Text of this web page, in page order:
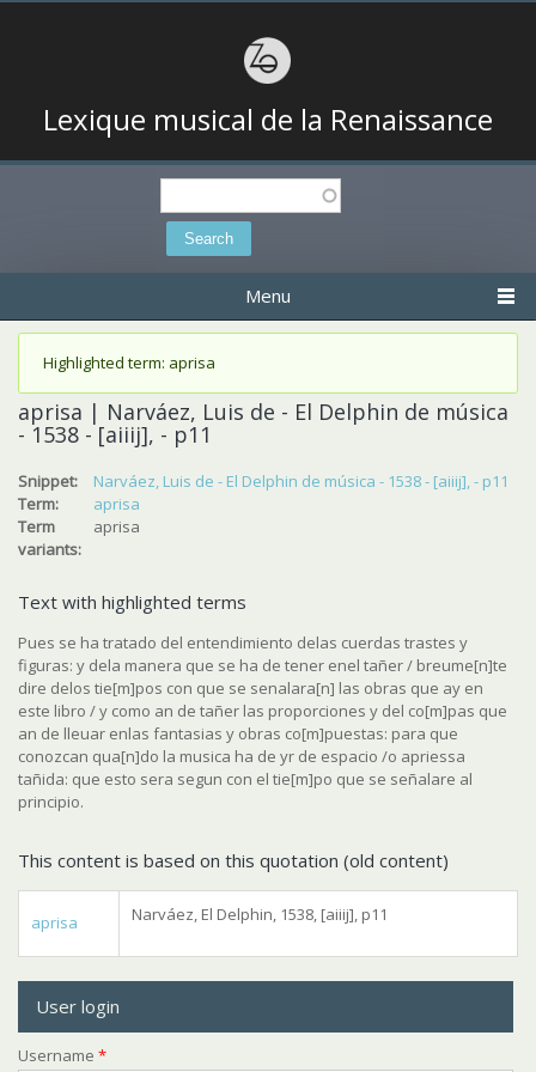
Lexique musical de la Renaissance
Search
Menu
Status message
Highlighted term: aprisa
aprisa | Narváez, Luis de - El Delphin de música
- 1538 - [aiiij], - p11
Snippet:
Narváez, Luis de - El Delphin de música - 1538 - [aiiij], - p11
Term:
aprisa
Term
variants:
aprisa
Text with highlighted terms
Pues se ha tratado del entendimiento delas cuerdas trastes y
figuras: y dela manera que se ha de tener enel tañer / breume[n]te
dire delos tie[m]pos con que se senalara[n] las obras que ay en
este libro / y como an de tañer las proporciones y del co[m]pas que
an de lleuar enlas fantasias y obras co[m]puestas: para que
conozcan qua[n]do la musica ha de yr de espacio /o apriessa
tañida: que esto sera segun con el tie[m]po que se señalare al
principio.
This content is based on this quotation (old content)
aprisa Narváez, El Delphin, 1538, [aiiij], p11
User login
Username *